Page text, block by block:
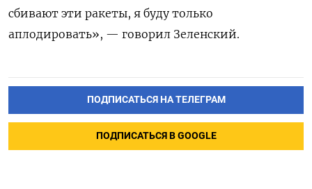
сбивают эти ракеты, я буду только
аплодировать», — говорил Зеленский.
ПОДПИСАТЬСЯ НА ТЕЛЕГРАМ
ПОДПИСАТЬСЯ В GOOGLE